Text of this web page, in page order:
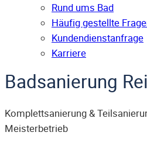
Rund ums Bad
Häufig gestellte
Kunden­dienst­anfrage
Karriere
Badsanierung
Komplettsanierung &
Meisterbetrieb